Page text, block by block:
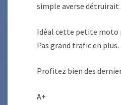
simple averse détruirait
Idéal cette petite moto
Pas grand trafic en plus.
Profitez bien des
A+